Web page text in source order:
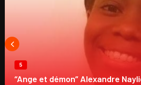
Saïda Shelly “Ayiti